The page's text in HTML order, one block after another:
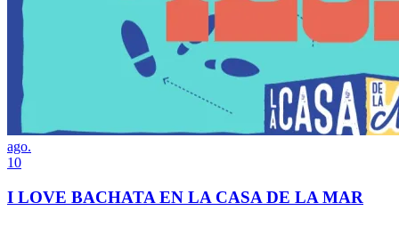
ago.
10
I LOVE BACHATA EN LA CASA DE LA MAR